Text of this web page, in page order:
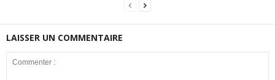
LAISSER UN COMMENTAIRE